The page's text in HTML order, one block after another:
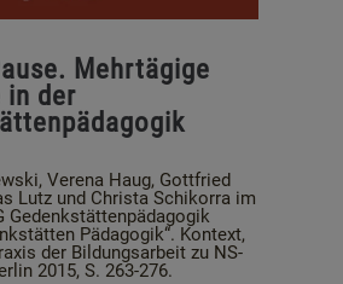
Mehrtägige
in der
Verena Haug, Gottfried
Lutz und Christa Schikorra im
Gedenkstättenpädagogik
Pädagogik“. Kontext,
der Bildungsarbeit zu NS-
2015, S. 263-276.